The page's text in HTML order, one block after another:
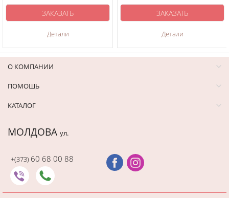
Детали
ЗАКАЗАТЬ
Детали
ЗАКАЗАТЬ
О КОМПАНИИ
ПОМОЩЬ
КАТАЛОГ
МОЛДОВА ул.
+(373) 60 68 00 88